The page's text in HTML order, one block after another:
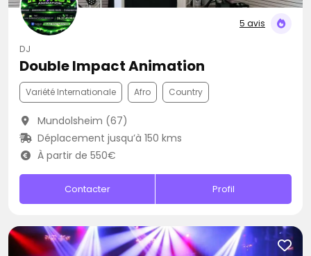
5 avis
DJ
Double Impact Animation
Variété Internationale Afro Country
Mundolsheim (67)
Déplacement jusqu’à 150 kms
À partir de 550€
Contacter Profil